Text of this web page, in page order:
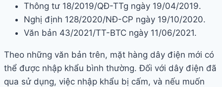
Thông tư 18/2019/QĐ-TTg ngày 19/04/2019.
Nghị định 128/2020/NĐ-CP ngày 19/10/2020.
Văn bản 43/2021/TT-BTC ngày 11/06/2021.
Theo những văn bản trên, mặt hàng dây điện mới có
thể được nhập khẩu bình thường. Đối với dây điện đã
qua sử dụng, việc nhập khẩu bị cấm, và nếu muốn